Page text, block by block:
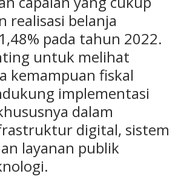
realisasi belanja
pada tahun 2022.
untuk melihat
kemampuan fiskal
implementasi
dalam
digital, sistem
layanan publik